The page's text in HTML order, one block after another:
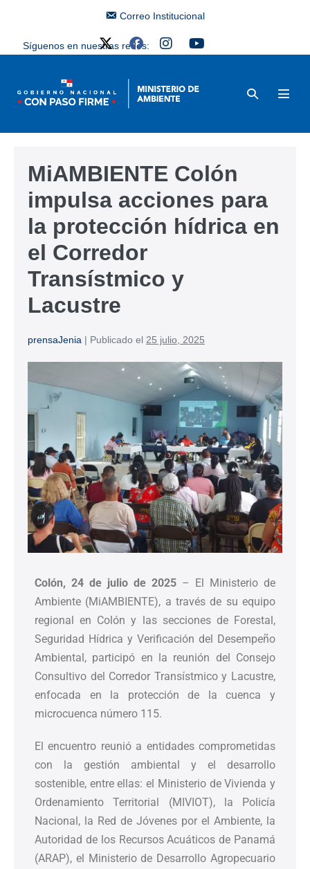
Correo Institucional
Síguenos en nuestras redes:
MiAMBIENTE Colón
impulsa acciones para
la protección hídrica en
el Corredor
Transístmico y
Lacustre
prensaJenia | Publicado el 25 julio, 2025
Colón, 24 de julio de 2025 – El Ministerio de
Ambiente (MiAMBIENTE), a través de su equipo
regional en Colón y las secciones de Forestal,
Seguridad Hídrica y Verificación del Desempeño
Ambiental, participó en la reunión del Consejo
Consultivo del Corredor Transístmico y Lacustre,
enfocada en la protección de la cuenca y
microcuenca número 115.
El encuentro reunió a entidades comprometidas
con la gestión ambiental y el desarrollo
sostenible, entre ellas: el Ministerio de Vivienda y
Ordenamiento Territorial (MIVIOT), la Policía
Nacional, la Red de Jóvenes por el Ambiente, la
Autoridad de los Recursos Acuáticos de Panamá
(ARAP), el Ministerio de Desarrollo Agropecuario